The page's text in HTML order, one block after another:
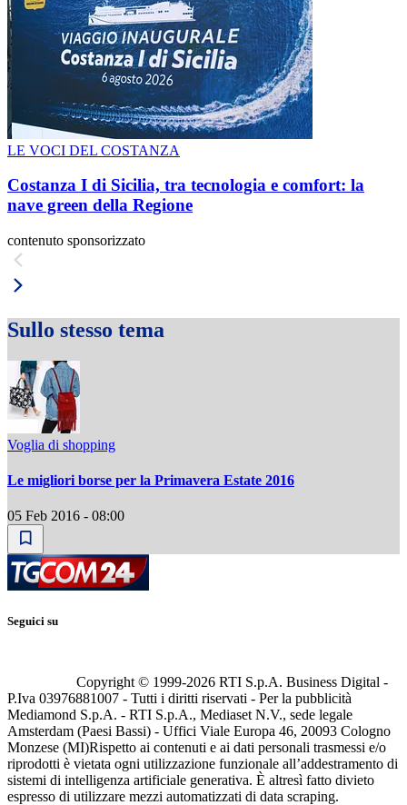
LE VOCI DEL COSTANZA
Costanza I di Sicilia, tra tecnologia e comfort: la
nave green della Regione
contenuto sponsorizzato
Sullo stesso tema
Voglia di shopping
Le migliori borse per la Primavera Estate 2016
05 Feb 2016 - 08:00
Seguici su
Copyright © 1999-2026 RTI S.p.A. Business Digital -
P.Iva 03976881007 - Tutti i diritti riservati - Per la pubblicità
Mediamond S.p.A. - RTI S.p.A., Mediaset N.V., sede legale
Amsterdam (Paesi Bassi) - Uffici Viale Europa 46, 20093 Cologno
Monzese (MI)Rispetto ai contenuti e ai dati personali trasmessi e/o
riprodotti è vietata ogni utilizzazione funzionale all’addestramento di
sistemi di intelligenza artificiale generativa. È altresì fatto divieto
espresso di utilizzare mezzi automatizzati di data scraping.